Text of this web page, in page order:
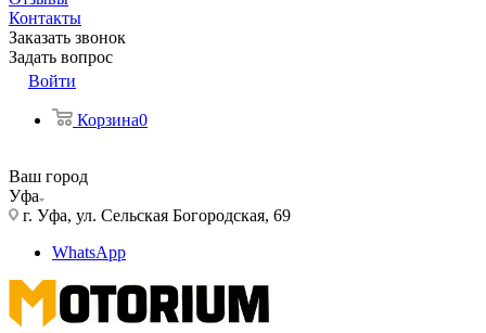
Контакты
Заказать звонок
Задать вопрос
Войти
Корзина0
Ваш город
Уфа
г. Уфа, ул. Сельская Богородская, 69
WhatsApp